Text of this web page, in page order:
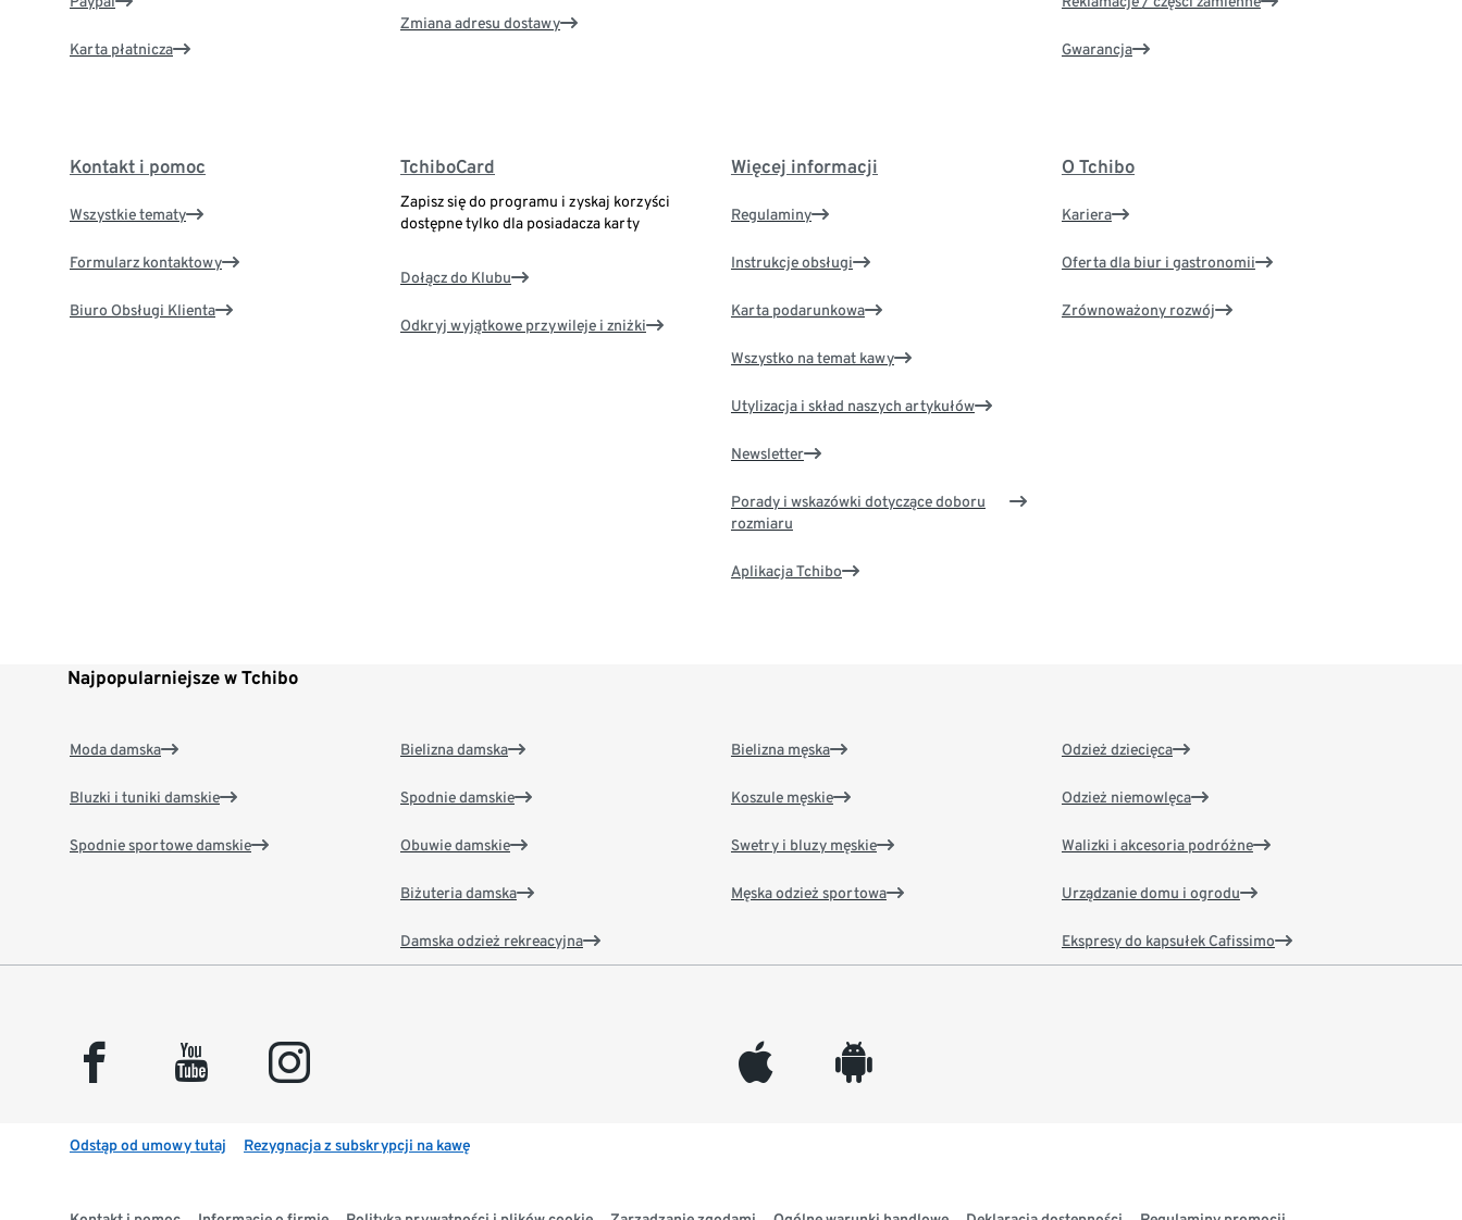
Karta płatnicza
Zmiana adresu dostawy
Gwarancja
Kontakt i pomoc
Wszystkie tematy
Formularz kontaktowy
Biuro Obsługi Klienta
TchiboCard
Zapisz się do programu i zyskaj korzyści
dostępne tylko dla posiadacza karty
Dołącz do Klubu
Odkryj wyjątkowe przywileje i zniżki
Więcej informacji
Regulaminy
Instrukcje obsługi
Karta podarunkowa
Wszystko na temat kawy
Utylizacja i skład naszych artykułów
Newsletter
Porady i wskazówki dotyczące doboru
rozmiaru
Aplikacja Tchibo
O Tchibo
Kariera
Oferta dla biur i gastronomii
Zrównoważony rozwój
Najpopularniejsze w Tchibo
Moda damska
Bluzki i tuniki damskie
Spodnie sportowe damskie
Bielizna damska
Spodnie damskie
Obuwie damskie
Biżuteria damska
Damska odzież rekreacyjna
Bielizna męska
Koszule męskie
Swetry i bluzy męskie
Męska odzież sportowa
Odzież dziecięca
Odzież niemowlęca
Walizki i akcesoria podróżne
Urządzanie domu i ogrodu
Ekspresy do kapsułek Cafissimo
facebook youtube instagram appleinc android
Odstąp od umowy tutaj Rezygnacja z subskrypcji na kawę